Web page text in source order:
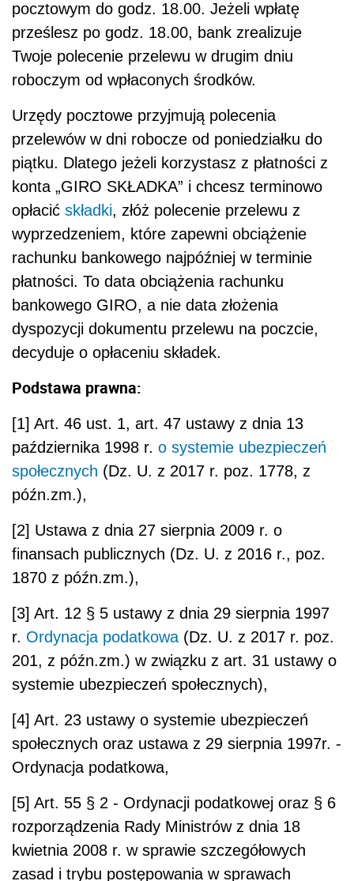
pocztowym do godz. 18.00. Jeżeli wpłatę
prześlesz po godz. 18.00, bank zrealizuje
Twoje polecenie przelewu w drugim dniu
roboczym od wpłaconych środków.
Urzędy pocztowe przyjmują polecenia
przelewów w dni robocze od poniedziałku do
piątku. Dlatego jeżeli korzystasz z płatności z
konta „GIRO SKŁADKA” i chcesz terminowo
opłacić składki, złóż polecenie przelewu z
wyprzedzeniem, które zapewni obciążenie
rachunku bankowego najpóźniej w terminie
płatności. To data obciążenia rachunku
bankowego GIRO, a nie data złożenia
dyspozycji dokumentu przelewu na poczcie,
decyduje o opłaceniu składek.
Podstawa prawna:
[1] Art. 46 ust. 1, art. 47 ustawy z dnia 13
października 1998 r. o systemie ubezpieczeń
społecznych (Dz. U. z 2017 r. poz. 1778, z
późn.zm.),
[2] Ustawa z dnia 27 sierpnia 2009 r. o
finansach publicznych (Dz. U. z 2016 r., poz.
1870 z późn.zm.),
[3] Art. 12 § 5 ustawy z dnia 29 sierpnia 1997
r. Ordynacja podatkowa (Dz. U. z 2017 r. poz.
201, z późn.zm.) w związku z art. 31 ustawy o
systemie ubezpieczeń społecznych),
[4] Art. 23 ustawy o systemie ubezpieczeń
społecznych oraz ustawa z 29 sierpnia 1997r. -
Ordynacja podatkowa,
[5] Art. 55 § 2 - Ordynacji podatkowej oraz § 6
rozporządzenia Rady Ministrów z dnia 18
kwietnia 2008 r. w sprawie szczegółowych
zasad i trybu postępowania w sprawach